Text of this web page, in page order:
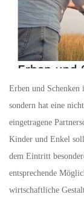
Erben und Schenken
sondern hat eine
eingetragene
Kinder und Enkel
dem Eintritt
entsprechende
wirtschaftliche